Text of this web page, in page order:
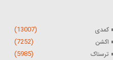
کمدی (13007)
اکشن (7252)
ترسناک (5985)